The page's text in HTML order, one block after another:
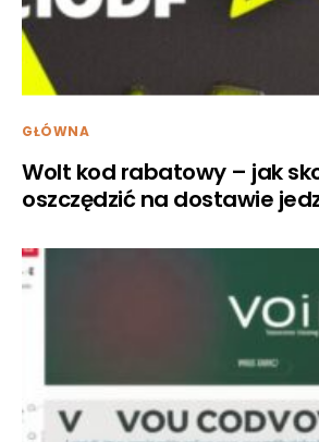
GŁÓWNA
Wolt kod rabatowy – jak
oszczędzić na dostawie